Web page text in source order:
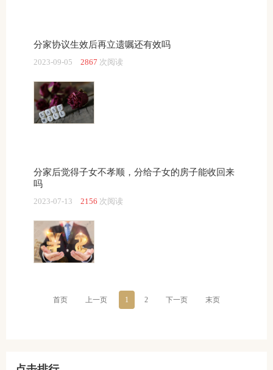
分家协议生效后再立遗嘱还有效吗
2023-09-05 2867 次阅读
分家后觉得子女不孝顺，分给子女的房子能收回来
吗
2023-07-13 2156 次阅读
首页 上一页 1 2 下一页 末页